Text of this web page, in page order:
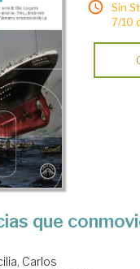
Sin
7/10
que
Carlos